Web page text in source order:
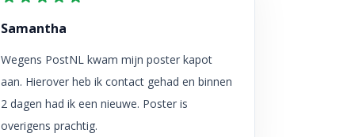
Samantha
Wegens PostNL kwam mijn poster kapot
aan. Hierover heb ik contact gehad en binnen
2 dagen had ik een nieuwe. Poster is
overigens prachtig.